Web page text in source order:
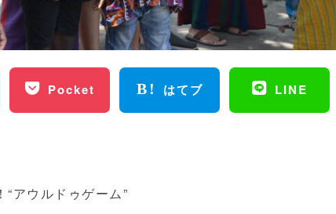
Pocket はてブ LINE
アウルドゥゲーム”